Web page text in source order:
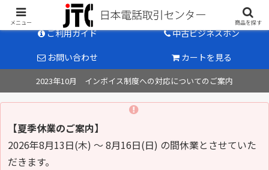
中古ビジネスホン販売のパイオニア
ご利用ガイド
中古ビジネスホン
お問い合わせ
カートを見る
2023年10月 インボイス制度への対応についてのご案内
【夏季休業のご案内】
2026年8月13日(木) ～ 8月16日(日) の間休業とさせていた
だきます。
メニュー 商品を探す